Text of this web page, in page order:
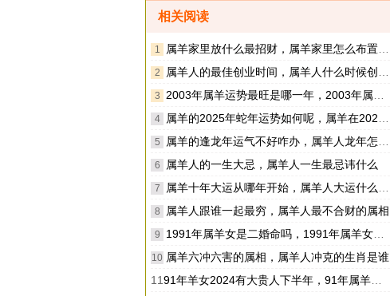
布置最招财
相关阅读
1 属羊家里放什么最招财，属羊家里怎么布置最招财
2 属羊人的最佳创业时间，属羊人什么时候创业最好
3 2003年属羊运势最旺是哪一年，2003年属羊人运势最旺的年份
4 属羊的2025年蛇年运势如何呢，属羊在2025蛇年的运气
5 属羊的逢龙年运气不好咋办，属羊人龙年怎么提升运气
6 属羊人的一生大忌，属羊人一生最忌讳什么
7 属羊十年大运从哪年开始，属羊人大运什么时候好转
8 属羊人跟谁一起最穷，属羊人最不合财的属相
9 1991年属羊女是二婚命吗，1991年属羊女会二婚吗
10 属羊六冲六害的属相，属羊人冲克的生肖是谁
1191年羊女2024有大贵人下半年，91年属羊女下半年贵人运如何